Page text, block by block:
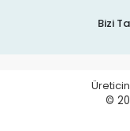
Bizi
©